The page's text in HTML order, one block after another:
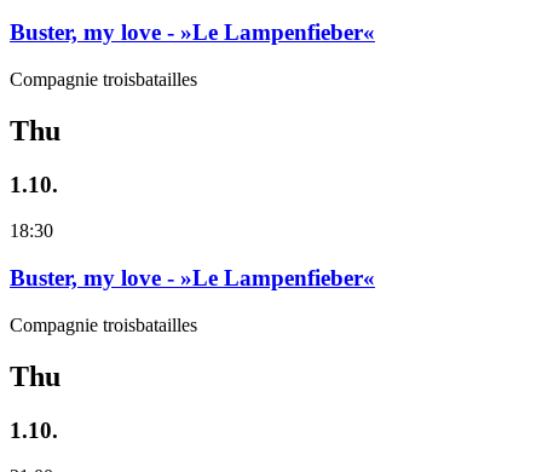
Buster, my love - »Le Lampenfieber«
Compagnie troisbatailles
Thu
1.10.
18:30
Buster, my love - »Le Lampenfieber«
Compagnie troisbatailles
Thu
1.10.